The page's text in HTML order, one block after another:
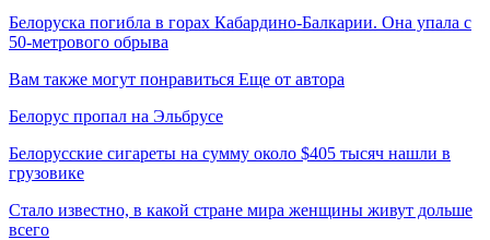
Белоруска погибла в горах Кабардино-Балкарии. Она упала с
50-метрового обрыва
Вам также могут понравиться Еще от автора
Белорус пропал на Эльбрусе
Белорусские сигареты на сумму около $405 тысяч нашли в
грузовике
Стало известно, в какой стране мира женщины живут дольше
всего